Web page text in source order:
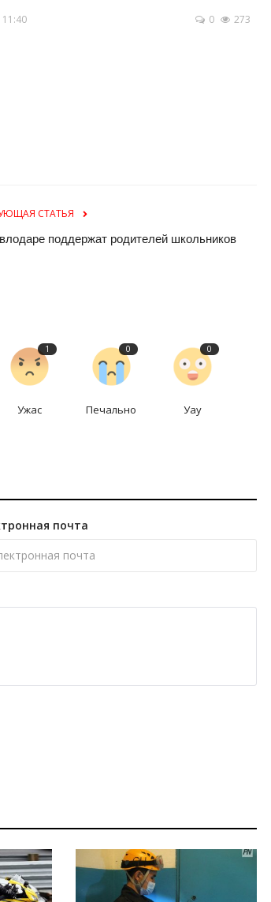
0 273
СТАТЬЯ
поддержат родителей школьников
1
Ужас
0
Печально
0
Уау
почта
новый путь: как меняют устаревшие